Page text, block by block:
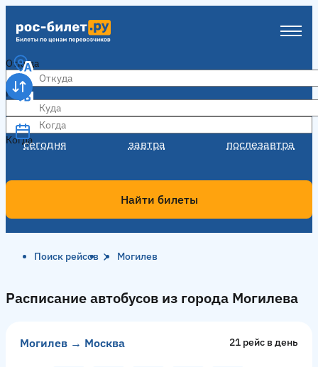
Откуда
Куда
Когда
сегодня завтра послезавтра
Когда
Найти билеты
Поиск рейсов Могилев
Расписание автобусов из города Могилева
Могилев → Москва 21 рейс в день